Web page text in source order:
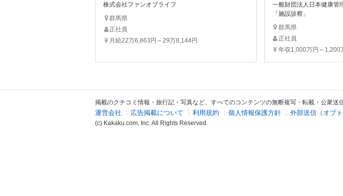
株式会社ファンオブライフ
群馬県
正社員
月給22万6,863円～29万8,144円
一般財団法人日本健康管
「施設診察」
群馬県
正社員
年収1,000万円～1,200
掲載のクチコミ情報・旅行記・写真など、すべてのコンテンツの無断複写・転載・公衆送
運営会社 広告掲載について 利用規約 個人情報保護方針 外部送信（オプト
(c) Kakaku.com, Inc. All Rights Reserved.